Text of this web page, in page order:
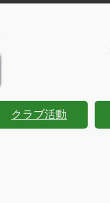
クラブ活動